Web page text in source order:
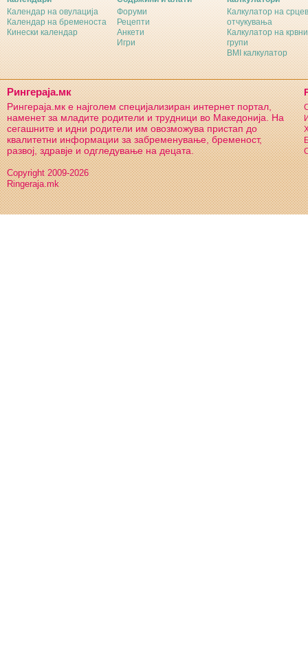
Календар на овулација
Календар на бременоста
Кинески календар
Форуми
Рецепти
Анкети
Игри
Калкулатор на
отчукувања
Калкулатор на крвни
групи
BMI калкулатор
Рингераја.мк
Рингераја.мк е најголем специјализиран интернет портал,
наменет за младите родители и трудници во Македонија. На
сегашните и идни родители им овозможува пристап до
квалитетни информации за забременување, бременост,
развој, здравје и одгледување на децата.
Copyright 2009-2026
Ringeraja.mk